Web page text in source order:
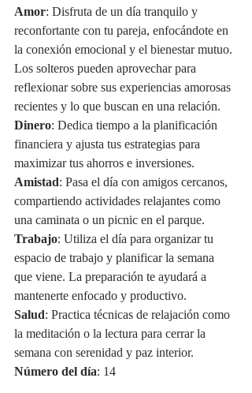
Amor: Disfruta de un día tranquilo y
reconfortante con tu pareja, enfocándote en
la conexión emocional y el bienestar mutuo.
Los solteros pueden aprovechar para
reflexionar sobre sus experiencias amorosas
recientes y lo que buscan en una relación.
Dinero: Dedica tiempo a la planificación
financiera y ajusta tus estrategias para
maximizar tus ahorros e inversiones.
Amistad: Pasa el día con amigos cercanos,
compartiendo actividades relajantes como
una caminata o un picnic en el parque.
Trabajo: Utiliza el día para organizar tu
espacio de trabajo y planificar la semana
que viene. La preparación te ayudará a
mantenerte enfocado y productivo.
Salud: Practica técnicas de relajación como
la meditación o la lectura para cerrar la
semana con serenidad y paz interior.
Número del día: 14